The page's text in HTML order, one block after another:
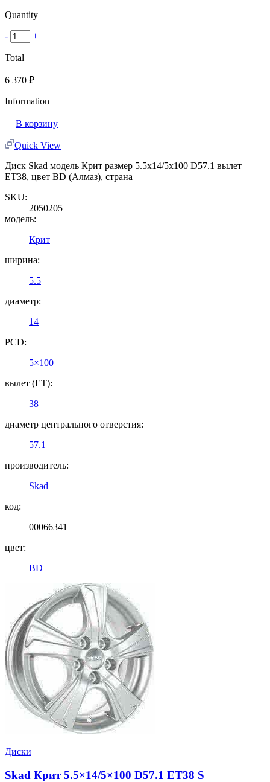
Quantity
- +
Total
6 370 ₽
Information
В корзину
Quick View
Диск Skad модель Крит размер 5.5x14/5x100 D57.1 вылет
ET38, цвет BD (Алмаз), страна
SKU:
2050205
модель:
Крит
ширина:
5.5
диаметр:
14
PCD:
5×100
вылет (ET):
38
диаметр центрального отверстия:
57.1
производитель:
Skad
код:
00066341
цвет:
BD
Диски
Skad Крит 5.5×14/5×100 D57.1 ET38 S